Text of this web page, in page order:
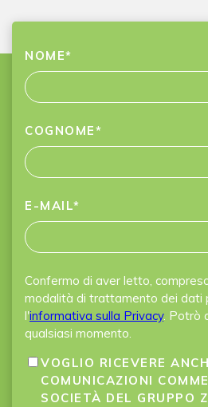
NOME*
COGNOME*
E-MAIL*
Confermo di aver letto,
modalità di trattamento dei dati
l'informativa sulla Privacy. Potrò
qualsiasi momento.
VOGLIO RICEVERE
COMUNICAZIONI
SOCIETÀ DEL GRUPPO